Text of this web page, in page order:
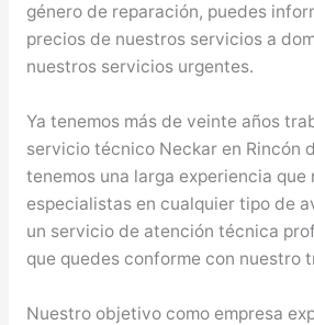
género de reparación, puedes
precios de nuestros servicios a
nuestros servicios urgentes.
Ya tenemos más de veinte años
servicio técnico Neckar en Rincón
tenemos una larga experiencia que
especialistas en cualquier tipo de
un servicio de atención técnica
que quedes conforme con nuestro
Nuestro objetivo como empresa